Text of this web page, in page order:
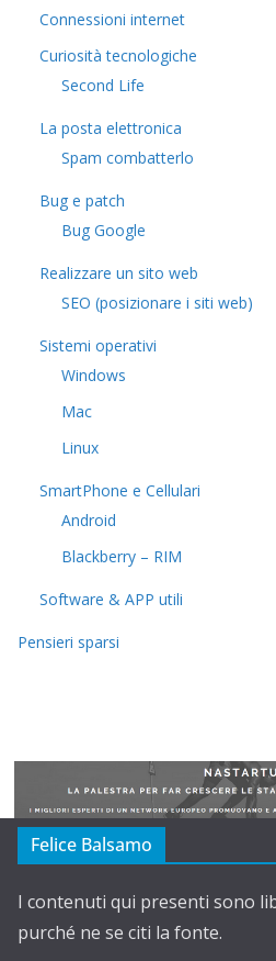
Connessioni internet
Curiosità tecnologiche
​Second Life
La posta elettronica
Spam combatterlo
Bug e patch
Bug Google
Realizzare un sito web
SEO (posizionare i siti web)
Sistemi operativi
Windows
Mac
Linux
SmartPhone e Cellulari
Android
Blackberry – RIM
Software & APP utili
Pensieri sparsi
Felice Balsamo
I contenuti qui presenti sono
purché ne se citi la fonte.